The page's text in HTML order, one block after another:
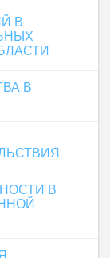
В
В
В